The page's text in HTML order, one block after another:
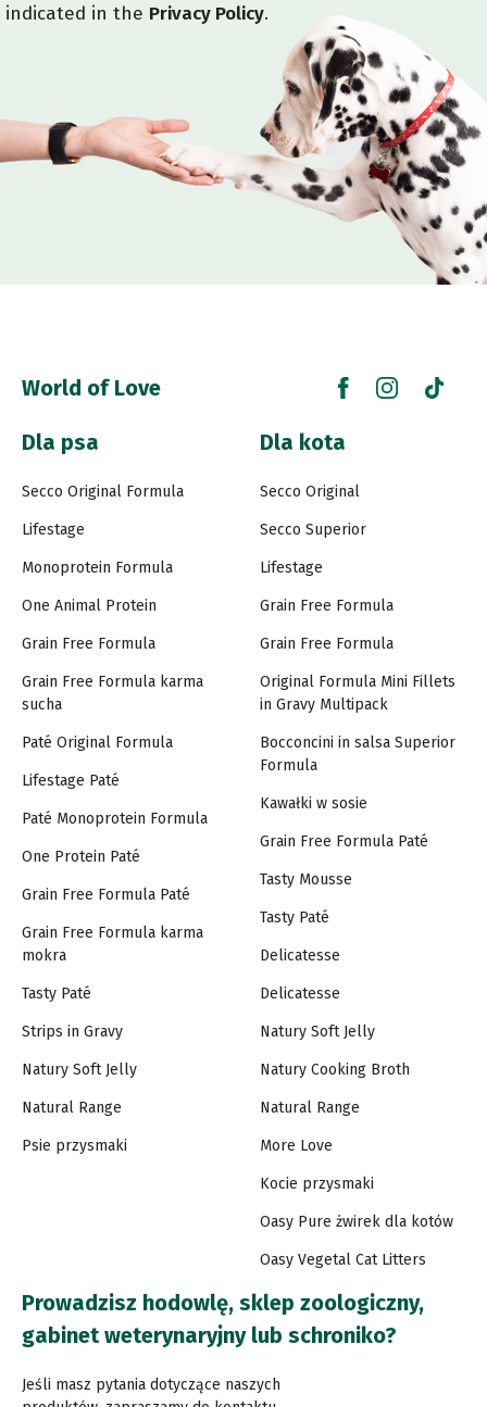
indicated in the Privacy Policy.
World of Love
Dla psa
Secco Original Formula
Lifestage
Monoprotein Formula
One Animal Protein
Grain Free Formula
Grain Free Formula karma
sucha
Paté Original Formula
Lifestage Paté
Paté Monoprotein Formula
One Protein Paté
Grain Free Formula Paté
Grain Free Formula karma
mokra
Tasty Paté
Strips in Gravy
Natury Soft Jelly
Natural Range
Psie przysmaki
Dla kota
Secco Original
Secco Superior
Lifestage
Grain Free Formula
Grain Free Formula
Original Formula Mini Fillets
in Gravy Multipack
Bocconcini in salsa Superior
Formula
Kawałki w sosie
Grain Free Formula Paté
Tasty Mousse
Tasty Paté
Delicatesse
Delicatesse
Natury Soft Jelly
Natury Cooking Broth
Natural Range
More Love
Kocie przysmaki
Oasy Pure żwirek dla kotów
Oasy Vegetal Cat Litters
Prowadzisz hodowlę, sklep zoologiczny,
gabinet weterynaryjny lub schroniko?
Jeśli masz pytania dotyczące naszych